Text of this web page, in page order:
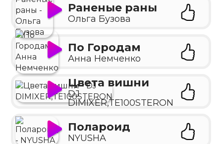
Раненые раны
Ольга Бузова
По Городам
Анна Немченко
Цвета вишни
DJ
DIMIXER,TE100STERON
Полароид
NYUSHA